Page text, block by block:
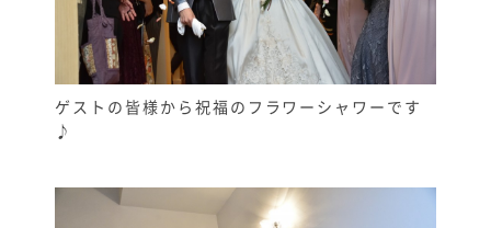
ゲストの皆様から祝福のフラワーシャワーです
♪